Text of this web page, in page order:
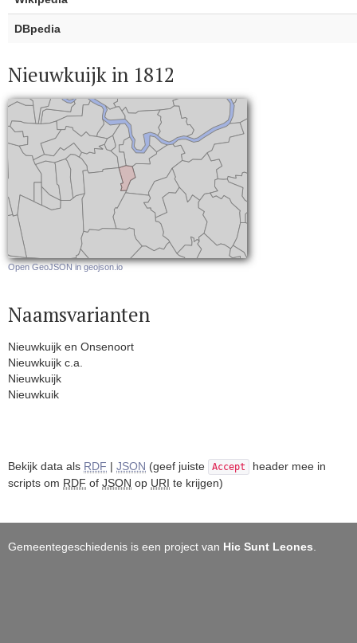
DBpedia
Nieuwkuijk in 1812
Open GeoJSON in geojson.io
Naamsvarianten
Nieuwkuijk en Onsenoort
Nieuwkuijk c.a.
Nieuwkuijk
Nieuwkuik
Bekijk data als RDF | JSON (geef juiste Accept
header mee in
scripts om RDF of JSON op URI te krijgen)
Gemeentegeschiedenis is een project van Hic Sunt Leones